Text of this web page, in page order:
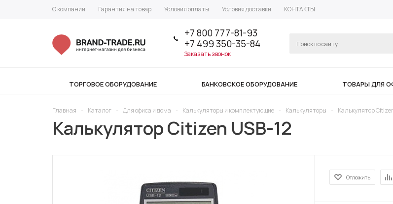
О компании Гарантия на товар Условия оплаты Условия доставки КОНТАКТЫ
+7 800 777-81-93
+7 499 350-35-84
Заказать звонок
ТОРГОВОЕ ОБОРУДОВАНИЕ БАНКОВСКОЕ ОБОРУДОВАНИЕ ТОВАРЫ ДЛЯ
Главная - Каталог - Для офиса и дома - Калькуляторы и комплектующие - Калькуляторы - Калькулятор
Калькулятор Citizen USB-12
Отложить